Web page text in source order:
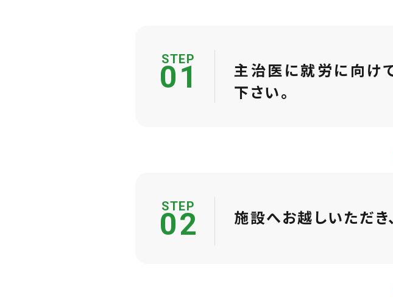
STEP
01
主治医に就労に向け
下さい。
STEP
02 施設へお越しいただき